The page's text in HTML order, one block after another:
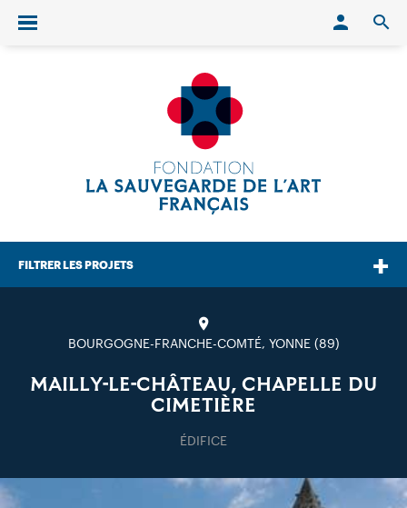
Ouvrir/fermer le menu
FILTRER LES PROJETS
BOURGOGNE-FRANCHE-COMTÉ, YONNE (89)
MAILLY-LE-CHÂTEAU, CHAPELLE DU
CIMETIÈRE
ÉDIFICE